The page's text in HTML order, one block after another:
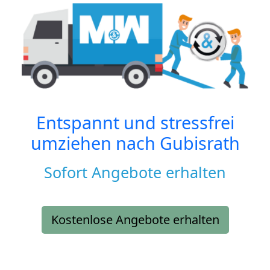
Entspannt und stressfrei
umziehen nach Gubisrath
Sofort Angebote erhalten
Kostenlose Angebote erhalten